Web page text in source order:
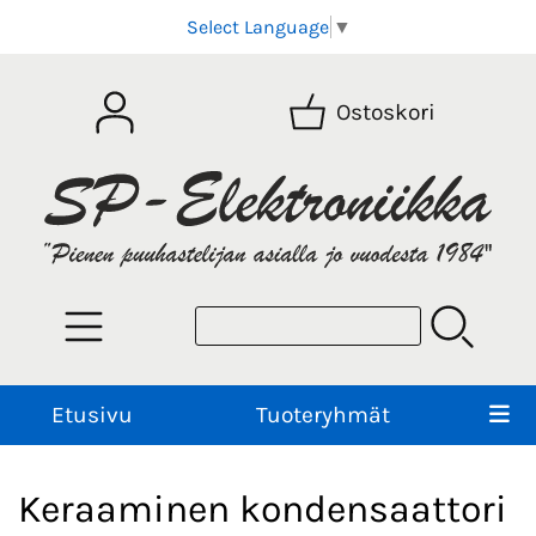
Select Language ▼
Ostoskori
Etusivu Tuoteryhmät
Keraaminen kondensaattori